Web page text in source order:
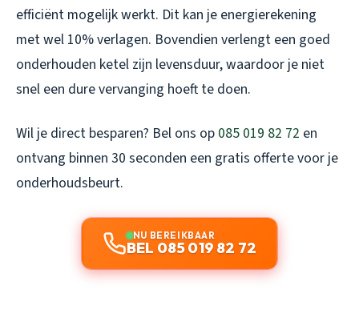
efficiënt mogelijk werkt. Dit kan je energierekening
met wel 10% verlagen. Bovendien verlengt een goed
onderhouden ketel zijn levensduur, waardoor je niet
snel een dure vervanging hoeft te doen.
Wil je direct besparen? Bel ons op 085 019 82 72 en
ontvang binnen 30 seconden een gratis offerte voor je
onderhoudsbeurt.
NU BEREIKBAAR
BEL 085 019 82 72